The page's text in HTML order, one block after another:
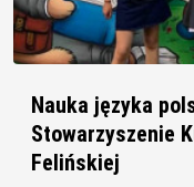
Nauka języka
Stowarzyszenie
Felińskiej